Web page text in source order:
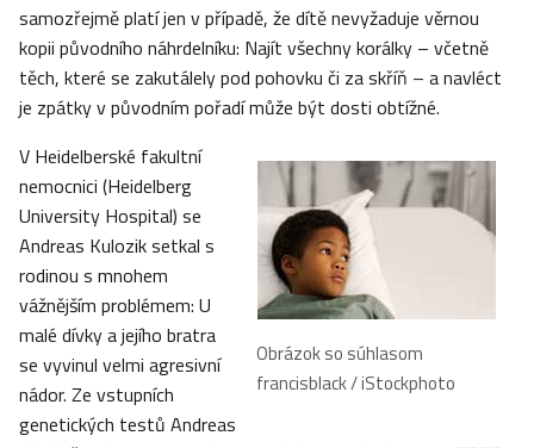
samozřejmě platí jen v případě, že dítě nevyžaduje věrnou
kopii původního náhrdelníku: Najít všechny korálky – včetně
těch, které se zakutálely pod pohovku či za skříň – a navléct
je zpátky v původním pořadí může být dosti obtížné.
Obrázok so súhlasom
francisblack / iStockphoto
V Heidelberské fakultní
nemocnici (Heidelberg
University Hospital) se
Andreas Kulozik setkal s
rodinou s mnohem
vážnějším problémem: U
malé dívky a jejího bratra
se vyvinul velmi agresivní
nádor. Ze vstupních
genetických testů Andreas